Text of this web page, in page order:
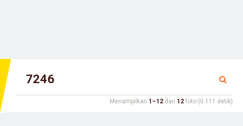
Menampilkan 1–12 dari 12 foto (0.111 detik)